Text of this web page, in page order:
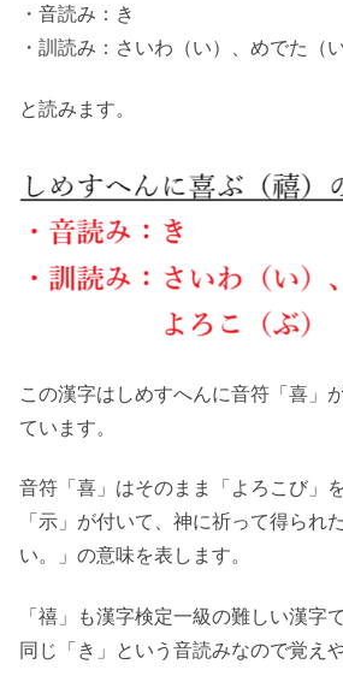
・音読み：き
・訓読み：さいわ（い）、めでた（
と読みます。
この漢字はしめすへんに音符「喜」
ています。
音符「喜」はそのまま「よろこび」
「示」が付いて、神に祈って得られ
い。」の意味を表します。
「禧」も漢字検定一級の難しい漢字
同じ「き」という音読みなので覚え